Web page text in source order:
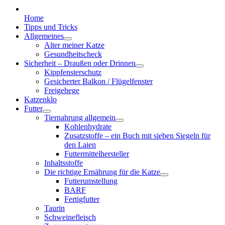
Home
Tipps und Tricks
Allgemeines
Alter meiner Katze
Gesundheitscheck
Sicherheit – Draußen oder Drinnen
Kippfensterschutz
Gesicherter Balkon / Flügelfenster
Freigehege
Katzenklo
Futter
Tiernahrung allgemein
Kohlenhydrate
Zusatzstoffe – ein Buch mit sieben Siegeln für
den Laien
Futtermittelhersteller
Inhaltsstoffe
Die richtige Ernährung für die Katze
Futterumstellung
BARF
Fertigfutter
Taurin
Schweinefleisch